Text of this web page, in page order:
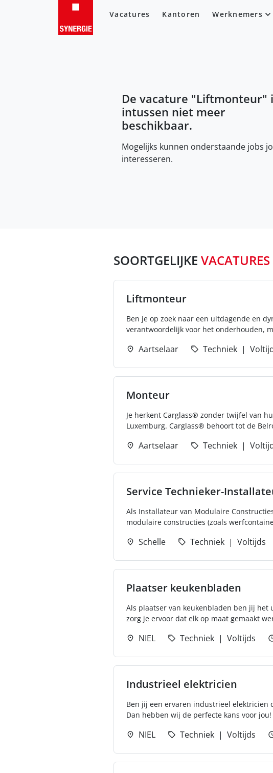
Vacatures Kantoren Werknemers
De vacature "Liftmonteur"
intussen niet meer
beschikbaar.
Mogelijks kunnen onderstaande jobs
interesseren.
SOORTGELIJKE VACATURES
Liftmonteur
Ben je op zoek naar een uitdagende en
verantwoordelijk voor het onderhouden,
Aartselaar Techniek
Monteur
Je herkent Carglass® zonder twijfel van
Luxemburg. Carglass® behoort tot de
Aartselaar Techniek
Service Technieker-
Als Installateur van Modulaire
modulaire constructies (zoals
Schelle Techniek Voltijds
Plaatser keukenbladen
Als plaatser van keukenbladen ben jij het
zorg je ervoor dat elk op maat gemaakt
NIEL Techniek Voltijds
Industrieel elektricien
Ben jij een ervaren industrieel
Dan hebben wij de perfecte kans voor jou!
NIEL Techniek Voltijds